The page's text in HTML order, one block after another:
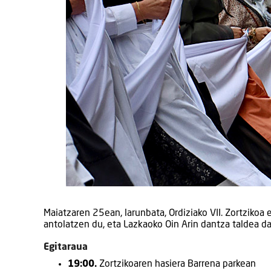
Maiatzaren 25ean, larunbata, Ordiziako VII.
antolatzen du, eta Lazkaoko Oin Arin dantza taldea
Egitaraua
19:00. Zortzikoaren hasiera Barrena parkean